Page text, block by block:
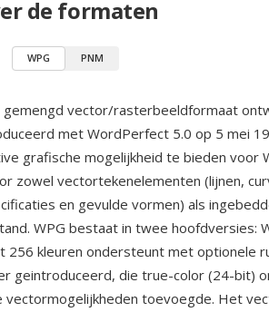
de formaten
WPG PNM
gemengd vector/rasterbeeldformaat
met WordPerfect 5.0 op 5 mei
grafische mogelijkheid te bieden voor
zowel vectortekenelementen (lijnen,
en gevulde vormen) als
WPG bestaat in twee hoofdversies:
kleuren ondersteunt met optionele
geintroduceerd, die true-color (24-bit)
toevoegde. Het